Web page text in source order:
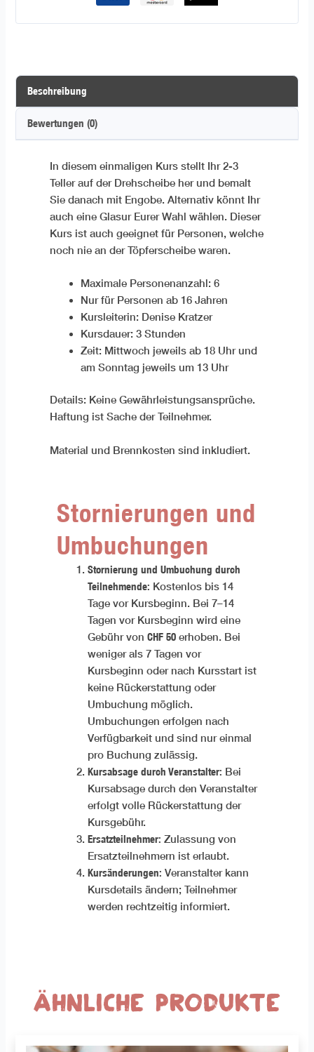
Beschreibung
Bewertungen (0)
In diesem einmaligen Kurs stellt Ihr 2-3
Teller auf der Drehscheibe her und bemalt
Sie danach mit Engobe. Alternativ könnt Ihr
auch eine Glasur Eurer Wahl wählen. Dieser
Kurs ist auch geeignet für Personen, welche
noch nie an der Töpferscheibe waren.
Maximale Personenanzahl: 6
Nur für Personen ab 16 Jahren
Kursleiterin: Denise Kratzer
Kursdauer: 3 Stunden
Zeit: Mittwoch jeweils ab 18 Uhr und
am Sonntag jeweils um 13 Uhr
Details: Keine Gewährleistungsansprüche.
Haftung ist Sache der Teilnehmer.
Material und Brennkosten sind inkludiert.
Stornierungen und
Umbuchungen
Stornierung und Umbuchung durch
Teilnehmende: Kostenlos bis 14
Tage vor Kursbeginn. Bei 7–14
Tagen vor Kursbeginn wird eine
Gebühr von CHF 50erhoben. Bei
weniger als 7 Tagen vor
Kursbeginn oder nach Kursstart ist
keine Rückerstattung oder
Umbuchung möglich.
Umbuchungen erfolgen nach
Verfügbarkeit und sind nur einmal
pro Buchung zulässig.
Kursabsage durch Veranstalter: Bei
Kursabsage durch den Veranstalter
erfolgt volle Rückerstattung der
Kursgebühr.
Ersatzteilnehmer: Zulassung von
Ersatzteilnehmern ist erlaubt.
Kursänderungen: Veranstalter kann
Kursdetails ändern; Teilnehmer
werden rechtzeitig informiert.
Ähnliche Produkte